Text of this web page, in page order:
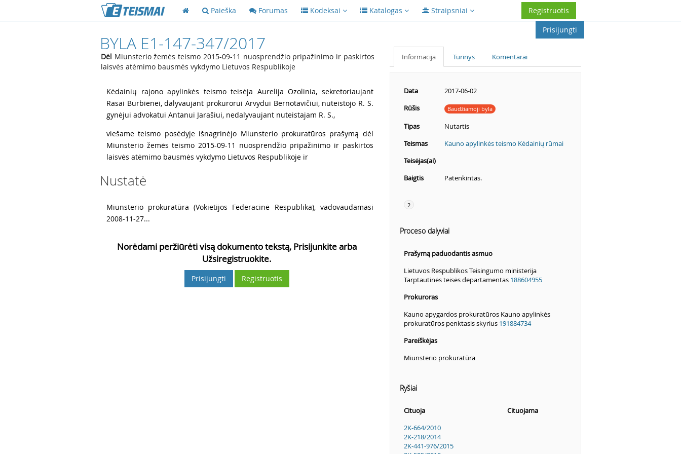
Paieška Forumas Kodeksai Katalogas Straipsniai
Registruotis
Prisijungti
BYLA E1-147-347/2017
Dėl Miunsterio žemės teismo 2015-09-11 nuosprendžio pripažinimo ir paskirtos
laisvės atėmimo bausmės vykdymo Lietuvos Respublikoje
Kėdainių rajono apylinkės teismo teisėja Aurelija Ozolinia, sekretoriaujant
Rasai Burbienei, dalyvaujant prokurorui Arvydui Bernotavičiui, nuteistojo R. S.
gynėjui advokatui Antanui Jarašiui, nedalyvaujant nuteistajam R. S.,
viešame teismo posėdyje išnagrinėjo Miunsterio prokuratūros prašymą dėl
Miunsterio žemės teismo 2015-09-11 nuosprendžio pripažinimo ir paskirtos
laisvės atėmimo bausmės vykdymo Lietuvos Respublikoje ir
Nustatė
Miunsterio prokuratūra (Vokietijos Federacinė Respublika), vadovaudamasi
2008-11-27...
Norėdami peržiūrėti visą dokumento tekstą, Prisijunkite arba
Užsiregistruokite.
Prisijungti Registruotis
Informacija Turinys Komentarai
Data
2017-06-02
Rūšis
Baudžiamoji byla
Tipas
Nutartis
Teismas
Kauno apylinkės teismo Kėdainių rūmai
Teisėjas(ai)
Baigtis
Patenkintas.
2
Proceso dalyviai
Prašymą paduodantis asmuo
Lietuvos Respublikos Teisingumo ministerija
Tarptautinės teisės departamentas 188604955
Prokuroras
Kauno apygardos prokuratūros Kauno apylinkės
prokuratūros penktasis skyrius 191884734
Pareiškėjas
Miunsterio prokuratūra
Ryšiai
Cituoja
Cituojama
2K-664/2010
2K-218/2014
2K-441-976/2015